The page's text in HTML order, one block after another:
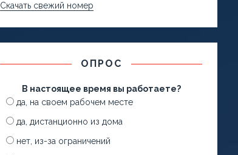
Скачать свежий номер
ОПРОС
В настоящее время вы работаете?
да, на своем рабочем месте
да, дистанционно из дома
нет, из-за ограничений